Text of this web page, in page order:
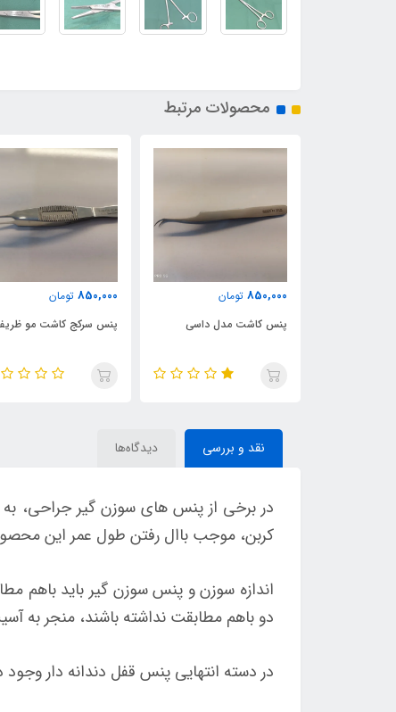
محصولات مرتبط
850,000 تومان
پنس کاشت مدل داسی
850,000 تومان
پنس سرکج کاشت مو
نقد و بررسی دیدگاه‌ها
در برخی از پنس های سوزن گیر جراحی،
کربن، موجب باال رفتن طول عمر این
اندازه سوزن و پنس سوزن گیر باید باهم
دو باهم مطابقت نداشته باشند، منجر
در دسته انتهایی پنس قفل دندانه دار